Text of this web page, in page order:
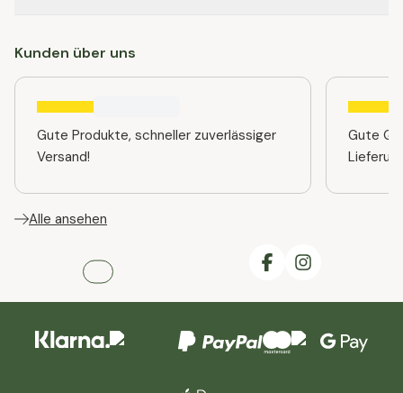
Kunden über uns
Gute Produkte, schneller zuverlässiger
Versand!
Gute
Alle ansehen